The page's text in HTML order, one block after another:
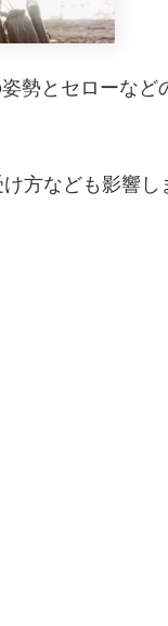
勢とセローなど
方なども影響し